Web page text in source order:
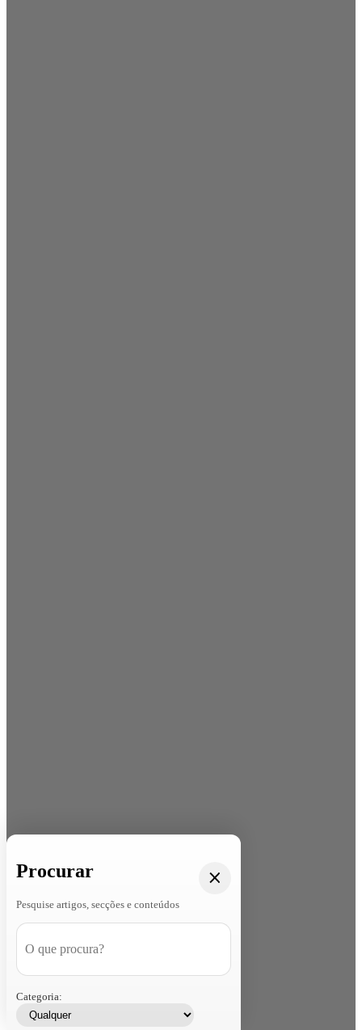
Procurar
Pesquise artigos, secções e conteúdos
Categoria: